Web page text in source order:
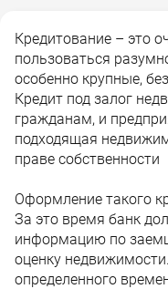
Кредитование – это
пользоваться
особенно крупные,
Кредит под залог
гражданам, и
подходящая
праве собственности
Оформление такого
За это время банк
информацию по
оценку
определенного